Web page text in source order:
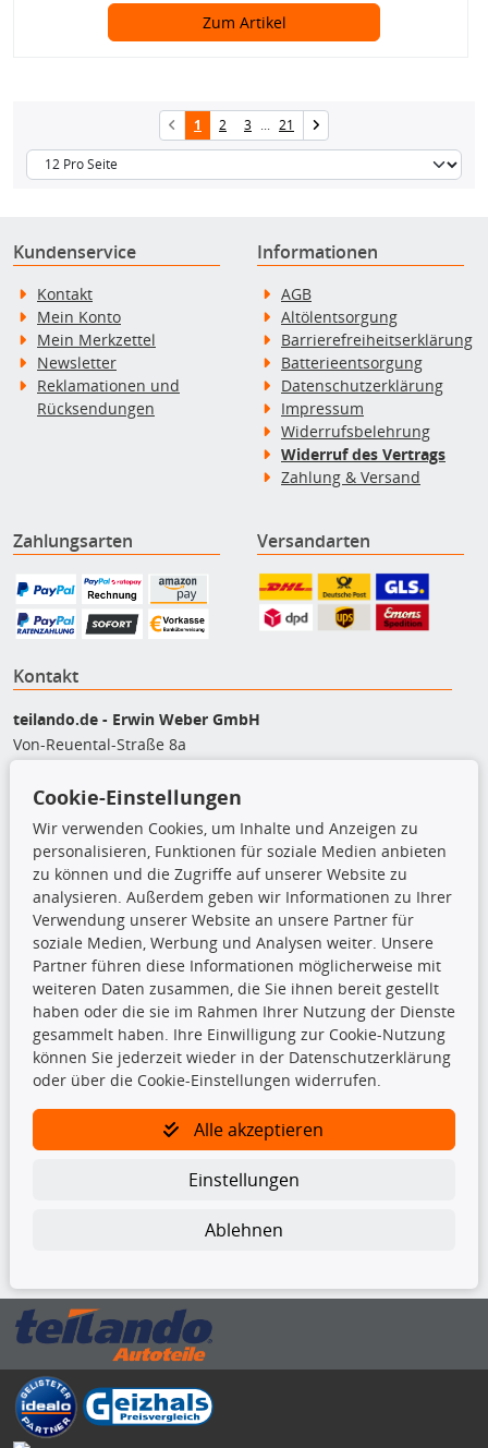
Zum Artikel
1 2 3 ... 21
Kundenservice
Kontakt
Mein Konto
Mein Merkzettel
Newsletter
Reklamationen und
Rücksendungen
Informationen
AGB
Altölentsorgung
Barrierefreiheitserklärung
Batterieentsorgung
Datenschutzerklärung
Impressum
Widerrufsbelehrung
Widerruf des Vertrags
Zahlung & Versand
Zahlungsarten Versandarten
Kontakt
teilando.de - Erwin Weber GmbH
Von-Reuental-Straße 8a
+49 (0) 8165 / 5093200
shop@teilando.de
Top Produkte
Beleuchtung
Bremsbeläge
Bremsscheiben
Kupplungssatz
Querlenker
Radlager
Stoßdämpfer
TecDoc Inside
Die hier angezeigten Daten insbesondere die gesamte Datenbank dürfen
Es ist zu unterlassen, die Daten oder die gesamte Datenbank ohne
vorherige Zustimmung von TecDoc zu vervielfältigen, zu verbreiten
und/oder diese Handlungen durch Dritte ausführen zu lassen. Ein
Zuwiderhandeln stellt eine Urheberrechtsverletzung dar und wird verfolgt.
Bitte prüfen Sie, ob das über unseren Onlineshop identifizierte Ersatzteil
auch tatsächlich dem gesuchten Ersatzteil entspricht.
Gegebenenfalls sind ergänzende Informationen notwendig, um
Cookie-Einstellungen
Wir verwenden Cookies, um Inhalte und Anzeigen zu
personalisieren, Funktionen für soziale Medien anbieten
zu können und die Zugriffe auf unserer Website zu
analysieren. Außerdem geben wir Informationen zu Ihrer
Verwendung unserer Website an unsere Partner für
soziale Medien, Werbung und Analysen weiter. Unsere
Partner führen diese Informationen möglicherweise mit
weiteren Daten zusammen, die Sie ihnen bereit gestellt
haben oder die sie im Rahmen Ihrer Nutzung der Dienste
gesammelt haben. Ihre Einwilligung zur Cookie-Nutzung
können Sie jederzeit wieder in der Datenschutzerklärung
oder über die Cookie-Einstellungen widerrufen.
Alle akzeptieren
Einstellungen
Ablehnen